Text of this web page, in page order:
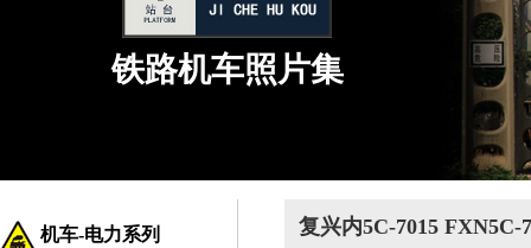
铁路机车照片集
机车-电力系列 复兴内5C-7015 FXN5C-